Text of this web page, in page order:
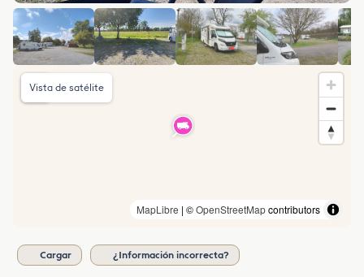
MapLibre | ©OpenStreetMapcontributors
Vista de satélite
Cargar ¿Información incorrecta?